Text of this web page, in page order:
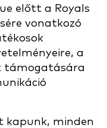
előtt a Royals
vonatkozó
a
támogatására
kapunk, minden